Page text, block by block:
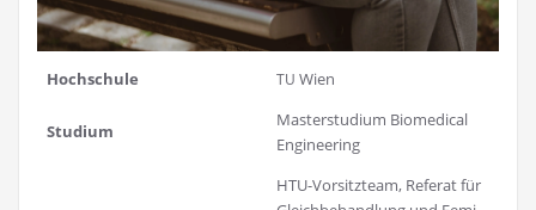
Hoch­schu­le TU Wien
Stu­di­um
Mas­ter­stu­di­um Bio­me­di­cal
Engineering
HTU-Vor­sitz­team, Refe­rat für